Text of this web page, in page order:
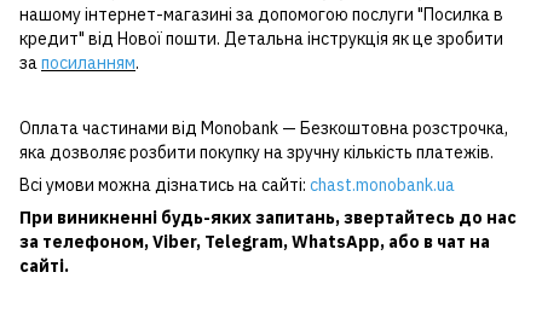
нашому інтернет-магазині за допомогою послуги "Посилка в
кредит" від Нової пошти. Детальна інструкція як це зробити
запосиланням.
Оплата частинами від Monobank — Безкоштовна розстрочка,
яка дозволяє розбити покупку на зручну кількість платежів.
Всі умови можна дізнатись на сайті: chast.monobank.ua
При виникненні будь-яких запитань, звертайтесь до нас
за телефоном,Viber, Telegram,WhatsApp, або в чат на
сайті.